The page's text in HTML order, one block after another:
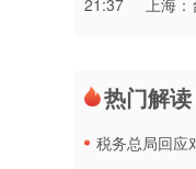
21:37
上海：台
热门解读
税务总局回应对境